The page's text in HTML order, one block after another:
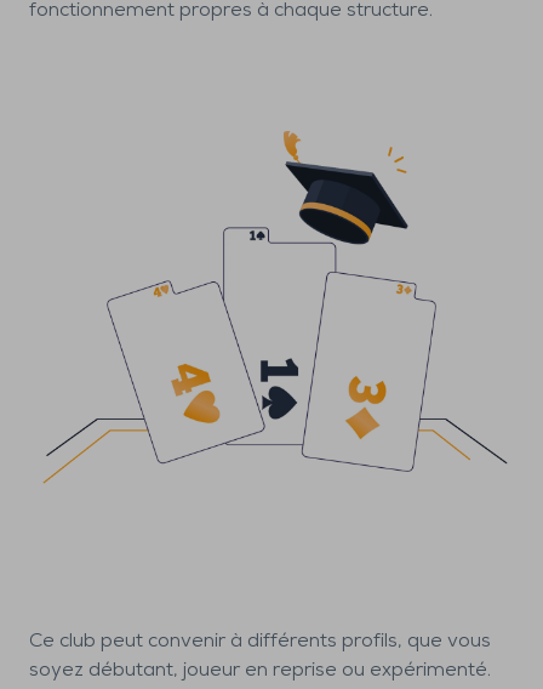
fonctionnement propres à chaque structure.
Ce club peut convenir à différents profils, que vous
soyez débutant, joueur en reprise ou expérimenté.